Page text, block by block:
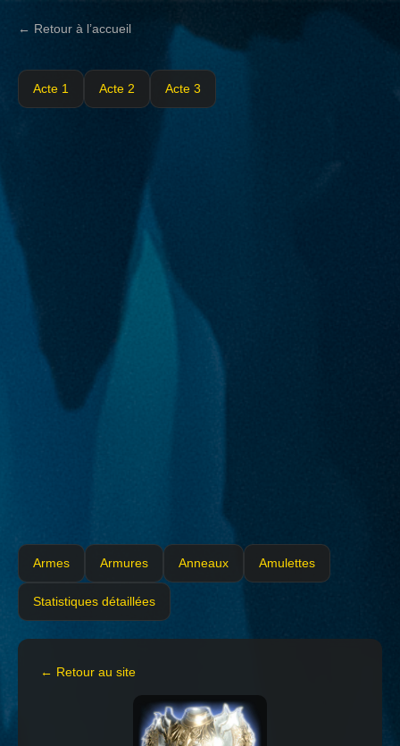
← Retour à l’accueil
Acte 1 Acte 2 Acte 3
Armes Armures Anneaux Amulettes
Statistiques détaillées
← Retour au site